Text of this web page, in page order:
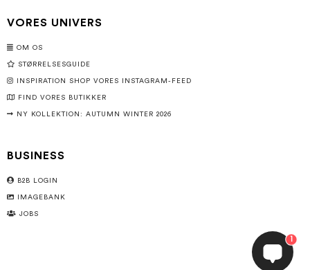
VORES UNIVERS
OM OS
STØRRELSESGUIDE
INSPIRATION SHOP VORES INSTAGRAM-FEED
FIND VORES BUTIKKER
NY KOLLEKTION: AUTUMN WINTER 2026
BUSINESS
B2B LOGIN
IMAGEBANK
JOBS
1